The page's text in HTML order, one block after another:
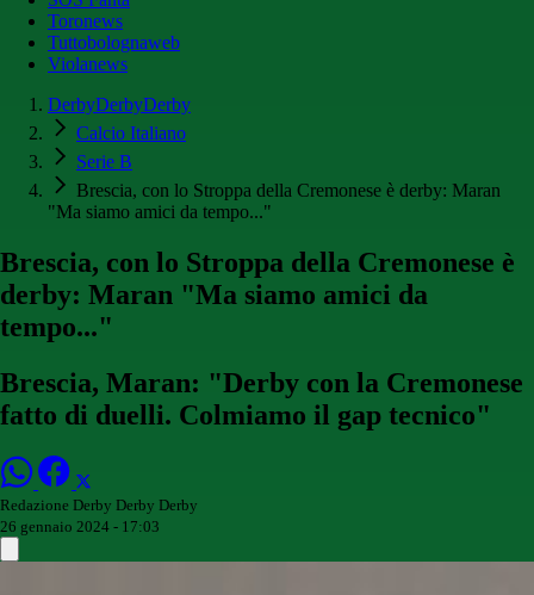
Toronews
Tuttobolognaweb
Violanews
DerbyDerbyDerby
Calcio Italiano
Serie B
Brescia, con lo Stroppa della Cremonese è derby: Maran
"Ma siamo amici da tempo..."
Brescia, con lo Stroppa della Cremonese è
derby: Maran "Ma siamo amici da
tempo..."
Brescia, Maran: "Derby con la Cremonese
fatto di duelli. Colmiamo il gap tecnico"
Redazione Derby Derby Derby
26 gennaio 2024 - 17:03